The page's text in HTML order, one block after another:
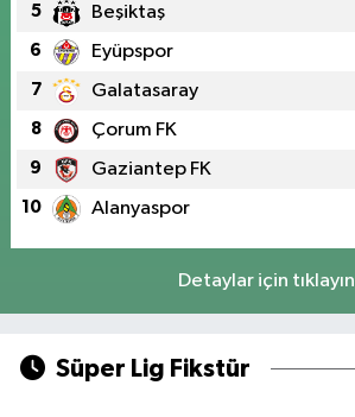
5 Beşiktaş
6 Eyüpspor
7 Galatasaray
8 Çorum FK
9 Gaziantep FK
10 Alanyaspor
Detaylar için tıklayın
Süper Lig Fikstür